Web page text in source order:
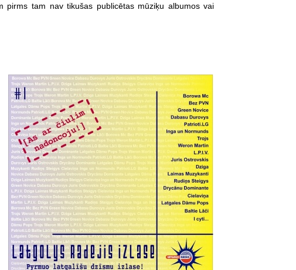
pirms tam nav tikušas publicētas mūziķu albumos vai